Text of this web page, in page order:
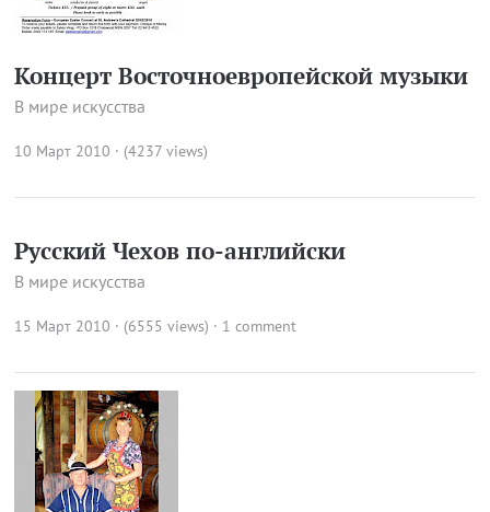
Концерт Восточноевропейской музыки
В мире искусства
10 Март 2010 · (4237 views)
Русский Чехов по-английски
В мире искусства
15 Март 2010 · (6555 views) · 1 comment